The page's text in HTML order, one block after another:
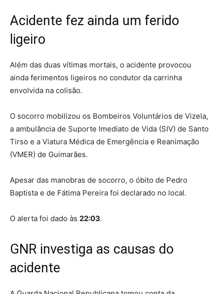
Acidente fez ainda um ferido
ligeiro
Além das duas vítimas mortais, o acidente provocou
ainda ferimentos ligeiros no condutor da carrinha
envolvida na colisão.
O socorro mobilizou os Bombeiros Voluntários de Vizela,
a ambulância de Suporte Imediato de Vida (SIV) de Santo
Tirso e a Viatura Médica de Emergência e Reanimação
(VMER) de Guimarães.
Apesar das manobras de socorro, o óbito de Pedro
Baptista e de Fátima Pereira foi declarado no local.
O alerta foi dado às 22:03.
GNR investiga as causas do
acidente